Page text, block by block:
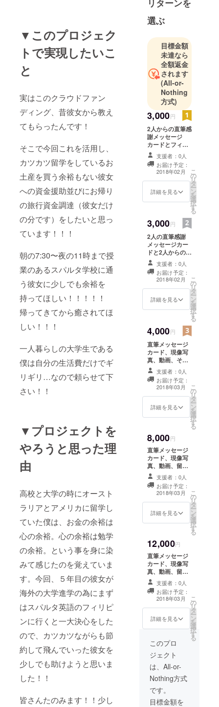
▼このプロジェク
トで実現したいこ
と
実はこのクラウドファン
ディング、昔彼女から教え
てもらったんです！
そこで今回これを活用し、
カツカツ留学をしているお
土産を買う余裕もない彼女
への資金援助並びにお帰り
の旅行資金調達（彼女だけ
の分です）をしたいと思っ
ています！！！
朝の7:30〜夜の11時まで授
業のあるスパルタ学校に通
う彼女に少しでも余裕を
持ってほしい！！！！！
帰ってきてから癒されてほ
しい！！！
一人暮らしの大学生である
僕は自分の生活費だけでギ
リギリ…なので頼らせて下
さい！！
▼プロジェクトを
やろうと思った理
由
高校と大学の時にオースト
ラリアとアメリカに留学し
ていた僕は、お金の余裕は
心の余裕。心の余裕は勉学
の余裕。という事を身に染
みて感じたのを覚えていま
す。今回、５年目の彼女が
海外の大学進学の為にまず
はスパルタ英語のフィリピ
ンに行くと一大決心をした
ので、カツカツながらも節
約して飛んでいった彼女を
少しでも助けようと思いま
した！！
皆さんたのみます！！少し
リターンを
選ぶ
目標金額
未達なら
全額返金
されます
(All-or-
Nothing
方式)
3,000円
2人からの直筆感
謝メッセージ
カードとフィリ
ピンでの写真を
送ります！
支援者：0人
お届け予定：
2018年02月
詳細を見る
こ
の
リ
タ
ー
ン
を
選
択
す
る
3,000円
2人の直筆感謝
メッセージカー
ドと2人からの感
謝動画送信！
支援者：0人
お届け予定：
2018年02月
詳細を見る
こ
の
リ
タ
ー
ン
を
選
択
す
る
4,000円
直筆メッセージ
カード、現像写
真、動画、それ
に留学等の相談
承ります！！
支援者：0人
お届け予定：
2018年03月
詳細を見る
こ
の
リ
タ
ー
ン
を
選
択
す
る
8,000円
直筆メッセージ
カード、現像写
真、動画、留学
等の相談、 そし
て、彼女と僕両
方の手料理を冷
凍で送っちゃい
ます！！！！
支援者：0人
お届け予定：
2018年03月
詳細を見る
こ
の
リ
タ
ー
ン
を
選
択
す
る
12,000円
直筆メッセージ
カード、現像写
真、動画、留学
等の相談、 彼女
と僕両方の手料
理を冷凍で送っ
ちゃいま
す！！！ フィリ
ピンからのお土
す！！
支援者：0人
お届け予定：
2018年03月
詳細を見る
こ
の
リ
タ
ー
ン
を
選
択
す
る
このプロ
ジェクト
は、All-or-
Nothing方式
です。
目標金額を